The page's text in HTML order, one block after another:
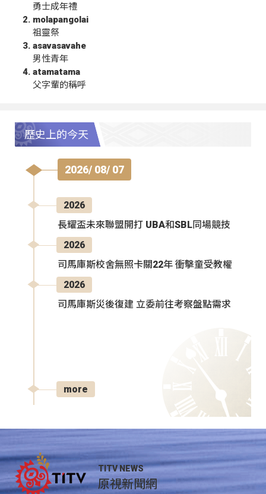
勇士成年禮
molapangolai
祖靈祭
asavasavahe
男性青年
atamatama
父字輩的稱呼
歷史上的今天
2026/ 08/ 07
2026
長耀盃未來聯盟開打 UBA和SBL同場競技
2026
司馬庫斯校舍無照卡關22年 衝擊童受教權
2026
司馬庫斯災後復建 立委前往考察盤點需求
more
TITV NEWS
原視新聞網